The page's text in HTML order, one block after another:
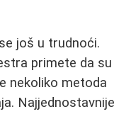
još u trudnoći.
primete da su
nekoliko metoda
Najjednostavnije